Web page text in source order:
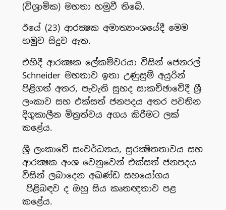
(විශ්‍රාමික) මහතා හමුවී තිබේ.
ඊයේ (23) ආරක්‍ෂක අමාත්‍යාංශයේදී මෙම
හමුව සිදුව ඇත.
එහිදී ආරක්‍ෂක ලේකම්වරයා විසින් ජෙනරල්
Schneider මහතාව ඉතා උණුසුම් අයුරින්
පිළිගත් අතර, පැවැති සුහද සාකච්ඡාවේදී ශ්‍රී
ලංකාව සහ එක්සත් ජනපදය අතර පවතින
දිගුකාලීන මිත්‍රත්වය අගය කිරීමට ලක්
කළේය.
ශ්‍රී ලංකාවේ සංවර්ධනය, සුරක්‍ෂිතතාවය සහ
ආරක්‍ෂක අංශ වෙනුවෙන් එක්සත් ජනපදය
විසින් ලබාදෙන අඛණ්ඩ සහයෝගය
පිළිබඳව ද ඔහු සිය කෘතඥතාව පළ
කළේය.